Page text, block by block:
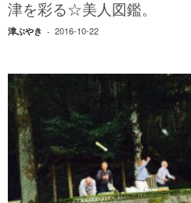
津を彩る☆美人図鑑。
津ぶやき - 2016-10-22